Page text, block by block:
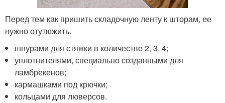
Перед тем как пришить складочную ленту к шторам, ее
нужно отутюжить.
шнурами для стяжки в количестве 2, 3, 4;
уплотнителями, специально созданными для
ламбрекенов;
кармашками под крючки;
кольцами для люверсов.